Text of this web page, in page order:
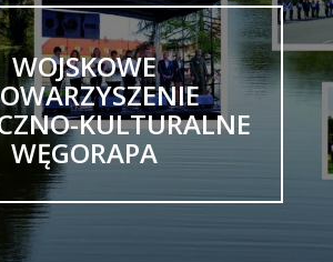
WOJSKOWE
KULTURALNE
WĘGORAPA